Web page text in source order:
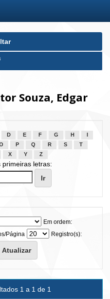
Souza, Edgar
D E F G H
P Q R S
T
X Y Z
letras:
Em ordem:
Página
Registro(s):
1 a 1 de 1